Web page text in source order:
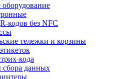
оборудование
кодов без NFC
тележки и корзины
кода
данных